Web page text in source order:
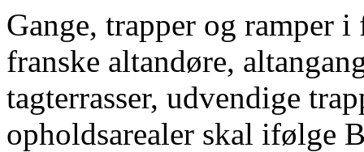
Gange, trapper og ramper
franske altandøre,
tagterrasser, udvendige
opholdsarealer skal ifølge